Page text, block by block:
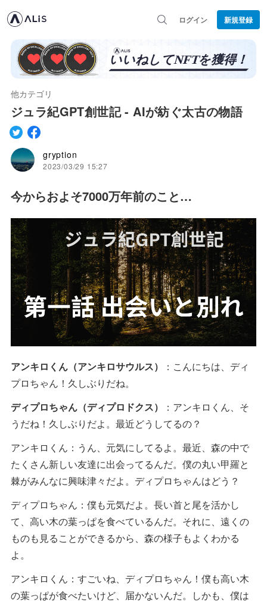
ログイン 新規登録
他カテゴリ
ジュラ紀GPT創世記 - AIが紡ぐ太古の物語
gryption
2023/03/29 15:27
今からおよそ7000万年前のこと…
アンキロくん（アンキロサウルス）
：こんにちは、ディ
プロちゃん！久しぶりだね。
ディプロちゃん（ディプロドクス）
：アンキロくん、そ
うだね！久しぶりだよ。最近どうしてるの？
アンキロくん：うん、元気にしてるよ。最近、森の中で
たくさん新しい友達に出会ってるんだ。僕の丸い甲羅と
棘がみんなに興味津々だよ。ディプロちゃんはどう？
ディプロちゃん：僕も元気だよ。長い首と尾を活かし
て、高い木の葉っぱを食べているんだ。それに、遠くの
ものも見ることができるから、森の様子もよくわかる
よ。
アンキロくん：すごいね、ディプロちゃん！僕も高い木
の葉っぱが食べたいけど、届かないんだ。しかも、僕は